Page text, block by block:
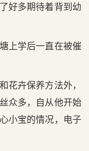
好多期待着背到幼
上学后一直在被催
花卉保养方法外，
众多，自从他开始
小宝的情况，电子